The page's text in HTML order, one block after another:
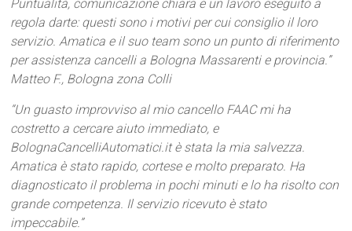
Puntualità, comunicazione chiara e un lavoro eseguito a
regola darte: questi sono i motivi per cui consiglio il loro
servizio. Amatica e il suo team sono un punto di riferimento
per assistenza cancelli a Bologna Massarenti e provincia.”
Matteo F., Bologna zona Colli
“Un guasto improvviso al mio cancello FAAC mi ha
costretto a cercare aiuto immediato, e
BolognaCancelliAutomatici.it è stata la mia salvezza.
Amatica è stato rapido, cortese e molto preparato. Ha
diagnosticato il problema in pochi minuti e lo ha risolto con
grande competenza. Il servizio ricevuto è stato
impeccabile.”